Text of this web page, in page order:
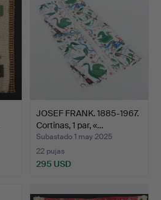
JOSEF FRANK. 1885-1967.
Cortinas, 1 par, «…
Subastado 1 may 2025
22 pujas
295 USD